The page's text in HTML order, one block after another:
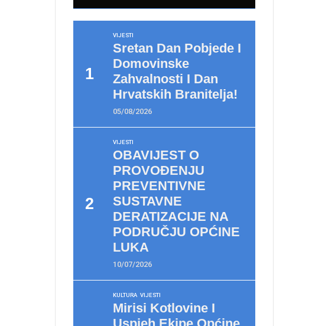
VIJESTI
Sretan Dan Pobjede I
Domovinske
Zahvalnosti I Dan
Hrvatskih Branitelja!
05/08/2026
VIJESTI
OBAVIJEST O
PROVOĐENJU
PREVENTIVNE
SUSTAVNE
DERATIZACIJE NA
PODRUČJU OPĆINE
LUKA
10/07/2026
KULTURA VIJESTI
Mirisi Kotlovine I
Uspjeh Ekipe Općine